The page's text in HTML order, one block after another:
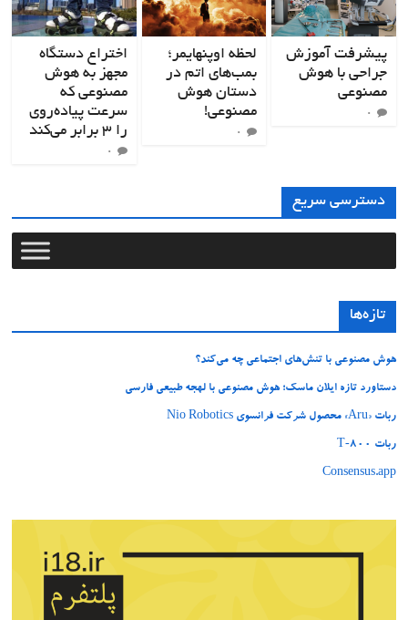
پیشرفت آموزش
جراحی با هوش
مصنوعی
۰
لحظه اوپنهایمر؛
بمب‌های اتم در
دستان هوش
مصنوعی!
۰
اختراع دستگاه
مجهز به هوش
مصنوعی که
سرعت پیاده‌روی
را ۳ برابر می‌کند
۰
دسترسی سریع
تازه‌ها
هوش مصنوعی با تنش‌های اجتماعی چه می‌کند؟
دستاورد تازه ایلان ماسک؛ هوش مصنوعی با لهجه طبیعی فارسی
ربات «Aru» محصول شرکت فرانسوی Nio Robotics
ربات T‑800
Consensus.app